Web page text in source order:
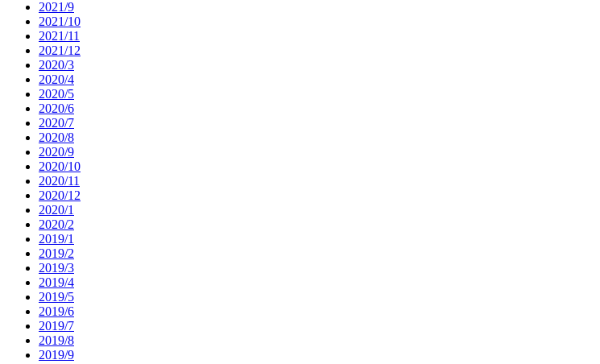
2021/9
2021/10
2021/11
2021/12
2020/3
2020/4
2020/5
2020/6
2020/7
2020/8
2020/9
2020/10
2020/11
2020/12
2020/1
2020/2
2019/1
2019/2
2019/3
2019/4
2019/5
2019/6
2019/7
2019/8
2019/9